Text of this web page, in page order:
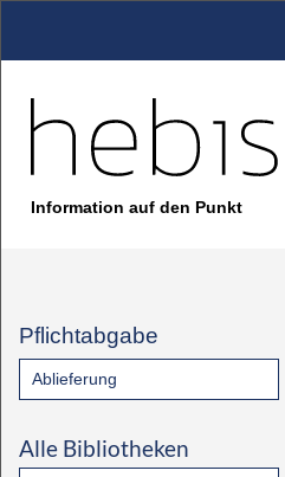
Information auf den Punkt
Pflichtabgabe
Ablieferung
Alle Bibliotheken